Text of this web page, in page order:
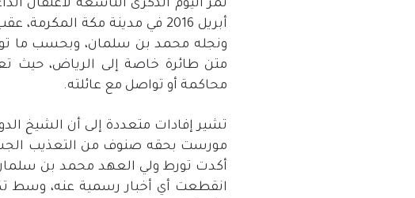
تمر اليوم الذكرى التاسعة لاعتقال
أبريل
في مدينة مكة المكرمة،
ونجله محمد بن سلمان، وبحسب ما
متن طائرة خاصة إلى الرياض، حيث
محاكمة أو تواصل مع عائلته.
تشير إفادات متعددة إلى أن الشيخ
مورست بحقه صنوف من التعذيب
أكدت تورط ولي العهد محمد بن
انقطعت أي أخبار رسمية عنه، وسط